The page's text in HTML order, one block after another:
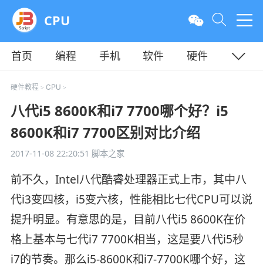
CPU
首页 编程 手机 软件
硬件
教程
平面
硬件教程 > CPU >
八代i5 8600K和i7 7700哪个好？i5
8600K和i7 7700区别对比介绍
2017-11-08 22:20:51 脚本之家
前不久，Intel八代酷睿处理器正式上市，其中八
代i3变四核，i5变六核，性能相比七代CPU可以说
提升明显。有意思的是，目前八代i5 8600K在价
格上基本与七代i7 7700K相当，这是要八代i5秒
i7的节奏。那么i5-8600K和i7-7700K哪个好，这